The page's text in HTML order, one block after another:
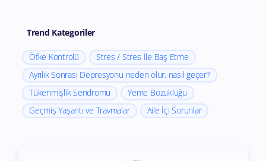
Trend Kategoriler
Öfke Kontrolü
Stres / Stres İle Baş Etme
Ayrılık Sonrası Depresyonu neden olur, nasıl geçer?
Tükenmişlik Sendromu
Yeme Bozukluğu
Geçmiş Yaşantı ve Travmalar
Aile İçi Sorunlar